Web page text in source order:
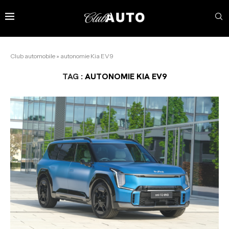
Club automobile » autonomie Kia EV9
TAG :AUTONOMIE KIA EV9